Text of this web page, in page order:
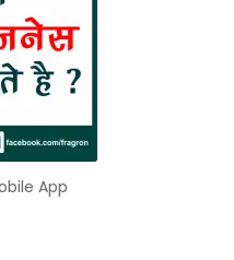
App